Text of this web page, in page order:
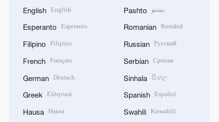
English English
Esperanto Esperanto
Filipino Filipino
French Français
German Deutsch
Greek Ελληνικά
Hausa Hausa
Pashto پښتو
Romanian Română
Russian Русский
Serbian Српски
Sinhala සිංහල
Spanish Español
Swahili Kiswahili